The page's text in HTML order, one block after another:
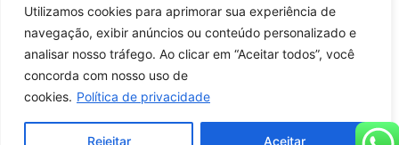
Utilizamos cookies para aprimorar sua experiência de
navegação, exibir anúncios ou conteúdo personalizado e
analisar nosso tráfego. Ao clicar em “Aceitar todos”, você
concorda com nosso uso de
cookies. Política de privacidade
Rejeitar Aceitar